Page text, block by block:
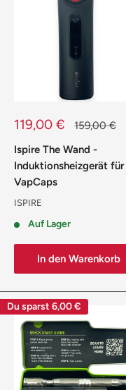
Sonderpreis
119,00 € Normalpreis
159,00 €
Ispire The Wand -
Induktionsheizgerät für
VapCaps
ISPIRE
Auf Lager
In den Warenkorb
Du sparst 6,00 €